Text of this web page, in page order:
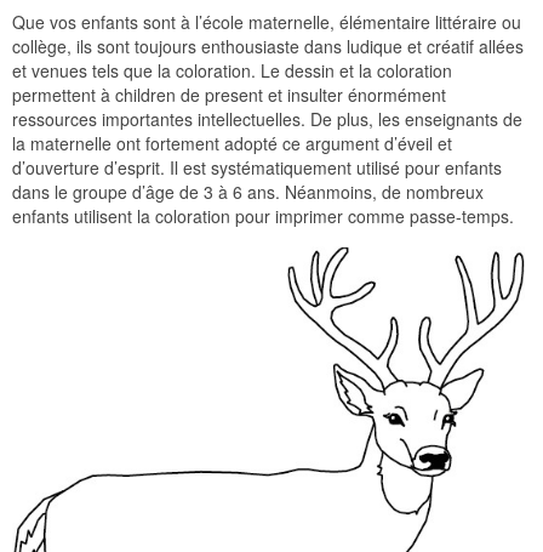
Que vos enfants sont à l’école maternelle, élémentaire littéraire ou
collège, ils sont toujours enthousiaste dans ludique et créatif allées
et venues tels que la coloration. Le dessin et la coloration
permettent à children de present et insulter énormément
ressources importantes intellectuelles. De plus, les enseignants de
la maternelle ont fortement adopté ce argument d’éveil et
d’ouverture d’esprit. Il est systématiquement utilisé pour enfants
dans le groupe d’âge de 3 à 6 ans. Néanmoins, de nombreux
enfants utilisent la coloration pour imprimer comme passe-temps.